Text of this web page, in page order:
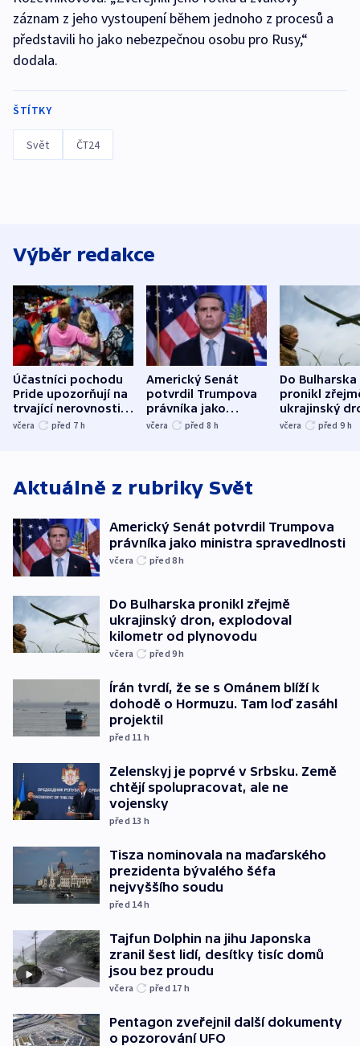
záznam z jeho vystoupení během jednoho z procesů a
představili ho jako nebezpečnou osobu pro Rusy,“
dodala.
ŠTÍTKY
Svět ČT24
Výběr redakce
Účastníci pochodu
Pride upozorňují na
trvající nerovnosti i
společenskou
včera před 7 h
Americký Senát
potvrdil Trumpova
právníka jako
ministra
včera před 8 h
Do Bulharska
pronikl
ukrajinský
explodoval
včera před 9 h
Aktuálně z rubriky Svět
Americký Senát potvrdil Trumpova
právníka jako ministra spravedlnosti
včera před 8h
Do Bulharska pronikl zřejmě
ukrajinský dron, explodoval
kilometr od plynovodu
včera před 9h
Írán tvrdí, že se s Ománem blíží k
dohodě o Hormuzu. Tam loď zasáhl
projektil
před 11 h
Zelenskyj je poprvé v Srbsku. Země
chtějí spolupracovat, ale ne
vojensky
před 13 h
Tisza nominovala na maďarského
prezidenta bývalého šéfa
nejvyššího soudu
před 14h
Tajfun Dolphin na jihu Japonska
zranil šest lidí, desítky tisíc domů
jsou bez proudu
včera před 17 h
Pentagon zveřejnil další dokumenty
o pozorování UFO